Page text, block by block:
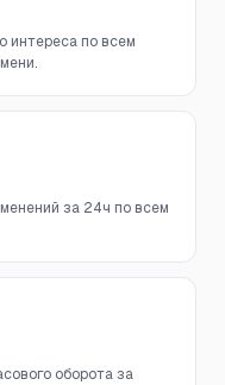
интереса по всем
за 24ч по всем
оборота за